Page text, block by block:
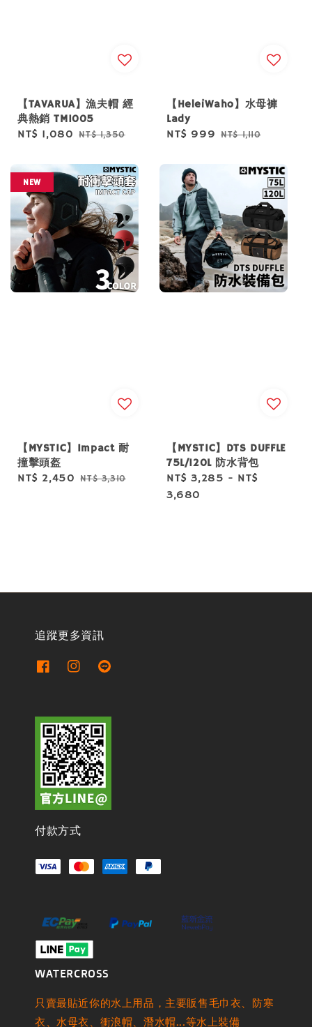
【TAVARUA】漁夫帽 經
典熱銷 TM1005
Sale
NT$ 1,080 Regular
NT$ 1,350
【HeleiWaho】水母褲
Lady
Sale
NT$ 999 Regular
NT$ 1,110
NEW
【MYSTIC】Impact 耐
撞擊頭盔
Sale
NT$ 2,450 Regular
NT$ 3,310
【MYSTIC】DTS DUFFLE
75L/120L 防水背包
Regular
price
NT$ 3,285 - NT$
3,680
追蹤更多資訊
付款方式
WATERCROSS
只賣最貼近你的水上用品，主要販售毛巾衣、防寒
衣、水母衣、衝浪帽、潛水帽...等水上裝備